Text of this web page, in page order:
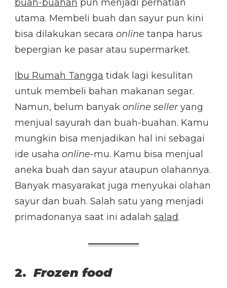
buah-buahan pun menjadi perhatian
utama. Membeli buah dan sayur pun kini
bisa dilakukan secara online tanpa harus
bepergian ke pasar atau supermarket.
Ibu Rumah Tangga tidak lagi kesulitan
untuk membeli bahan makanan segar.
Namun, belum banyak online selleryang
menjual sayurah dan buah-buahan. Kamu
mungkin bisa menjadikan hal ini sebagai
ide usaha online-mu. Kamu bisa menjual
aneka buah dan sayur ataupun olahannya.
Banyak masyarakat juga menyukai olahan
sayur dan buah. Salah satu yang menjadi
primadonanya saat ini adalah salad.
2. Frozen food